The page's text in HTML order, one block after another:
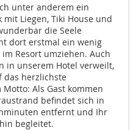
unter anderem ein
Liegen, Tiki House und
die Seele
dort erstmal ein wenig
Resort umziehen. Auch
in unserem Hotel verweilt,
herzlichste
Als Gast kommen
befindet sich in
entfernt und Ihr
begleitet.